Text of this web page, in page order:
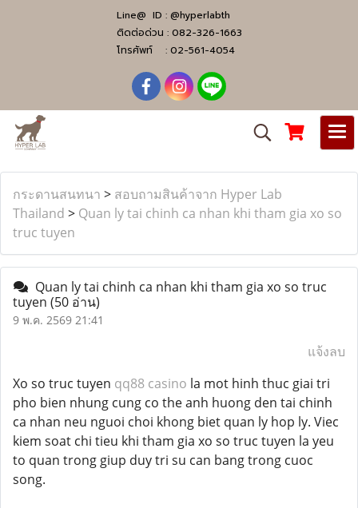
Line@ ID : @hyperlabth
ติดต่อด่วน : 082-326-1663
โทรศัพท์ : 02-561-4054
กระดานสนทนา > สอบถามสินค้าจาก Hyper Lab
Thailand > Quan ly tai chinh ca nhan khi tham gia xo so
truc tuyen
Quan ly tai chinh ca nhan khi tham gia xo so truc
tuyen (50 อ่าน)
9 พ.ค. 2569 21:41
แจ้งลบ
Xo so truc tuyen qq88 casino la mot hinh thuc giai tri
pho bien nhung cung co the anh huong den tai chinh
ca nhan neu nguoi choi khong biet quan ly hop ly. Viec
kiem soat chi tieu khi tham gia xo so truc tuyen la yeu
to quan trong giup duy tri su can bang trong cuoc
song.